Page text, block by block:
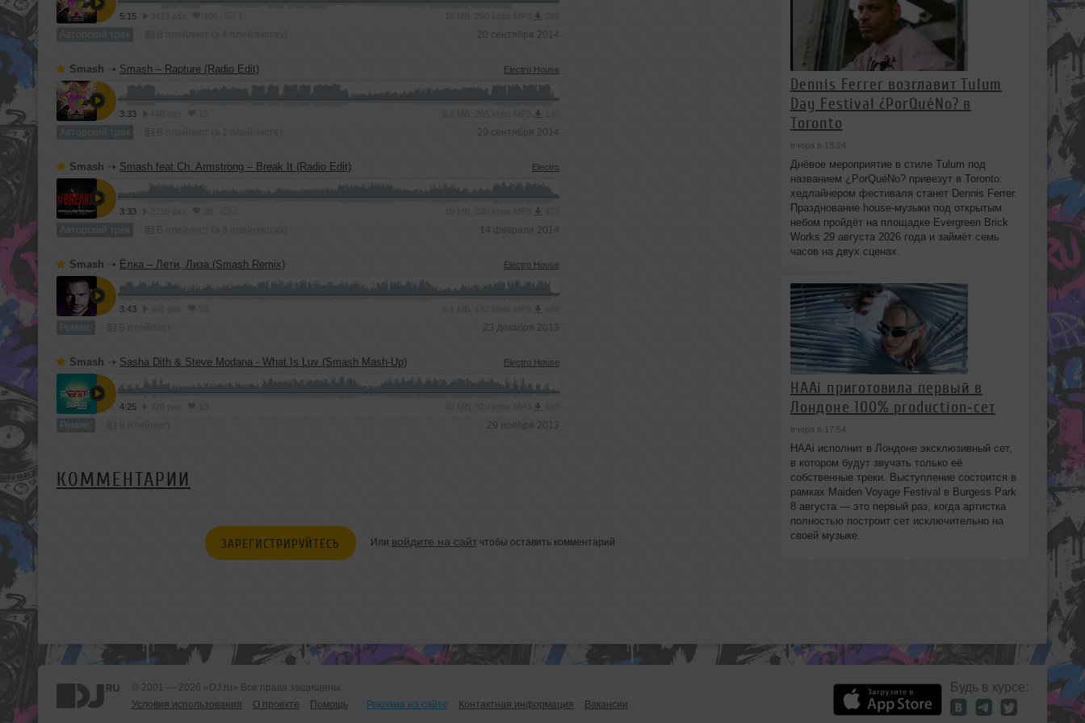
5:15
Авторский трек 20 сентября 2014
Smash ➝ Smash – Rapture (Radio Edit) Electro House
3:33
Авторский трек 20 сентября 2014
Smash ➝ Smash feat Ch. Armstrong – Break It (Radio Edit) Electro
3:33
Авторский трек 14 февраля 2014
Smash ➝ Ёлка – Лети, Лиза (Smash Remix) Electro House
3:43
Ремикс 23 декабря 2013
Smash ➝ Sasha Dith & Steve Modana - What Is Luv (Smash Mash-Up) Electro House
4:25
Ремикс 29 ноября 2013
КОММЕНТАРИИ
ЗАРЕГИСТРИРУЙТЕСЬ Или войдите на сайтчтобы оставить комментарий
Dennis Ferrer возглавит Tulum
Day Festival ¿PorQuéNo? в
Toronto
вчера в 18:24
Днёвое мероприятие в стиле Tulum под
названием ¿PorQuéNo? привезут в Toronto:
хедлайнером фестиваля станет Dennis Ferrer.
Празднование house-музыки под открытым
небом пройдёт на площадке Evergreen Brick
Works 29 августа 2026 года и займёт семь
часов на двух сценах.
HAAi приготовила первый в
Лондоне 100% production‑сет
вчера в 17:54
HAAi исполнит в Лондоне эксклюзивный сет,
в котором будут звучать только её
собственные треки. Выступление состоится в
рамках Maiden Voyage Festival в Burgess Park
8 августа — это первый раз, когда артистка
полностью построит сет исключительно на
своей музыке.
© 2001 — 2026 «DJ.ru» Все права защищены.
Условия использования
О проекте Помощь Реклама на сайте Контактная информация Вакансии
Будь в курсе: